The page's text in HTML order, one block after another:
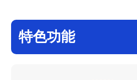
特色功能